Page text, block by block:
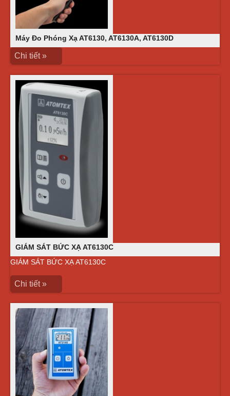
Máy Đo Phóng Xạ AT6130, AT6130A, AT6130D
Chi tiết »
GIÁM SÁT BỨC XẠ AT6130C
GIÁM SÁT BỨC XẠ AT6130C
Chi tiết »